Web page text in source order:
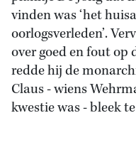
vinden was ‘het
oorlogsverleden’.
over goed en fout op
redde hij de
Claus - wiens
kwestie was - bleek